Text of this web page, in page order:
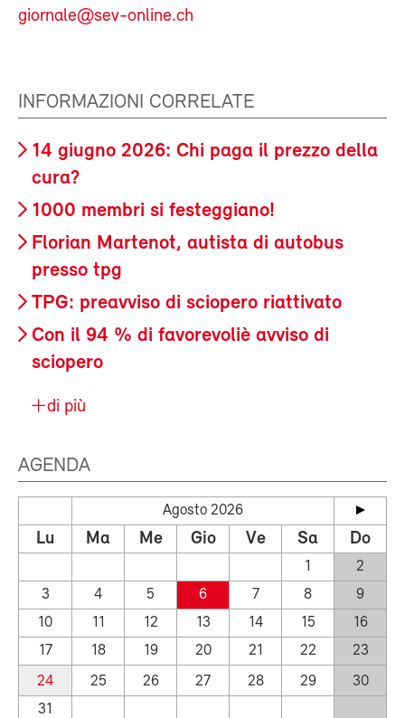
giornale@sev-online.ch
INFORMAZIONI CORRELATE
14 giugno 2026: Chi paga il prezzo della
cura?
1000 membri si festeggiano!
Florian Martenot, autista di autobus
presso tpg
TPG: preavviso di sciopero riattivato
Con il 94 % di favorevoliè avviso di
sciopero
di più
AGENDA
Agosto 2026
Lu Ma Me Gio Ve Sa Do
1
2
3
4 5 6 7 8
9
10
11 12 13 14 15
16
17
18 19 20 21 22
23
24
25 26 27 28 29
30
31